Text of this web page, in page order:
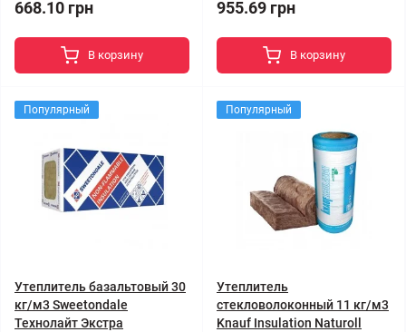
668.10 грн
В корзину
955.69 грн
В корзину
Популярный
Утеплитель базальтовый 30
кг/м3 Sweetondale
Технолайт Экстра
Популярный
Утеплитель
стекловолоконный 11 кг/м3
Knauf Insulation Naturoll